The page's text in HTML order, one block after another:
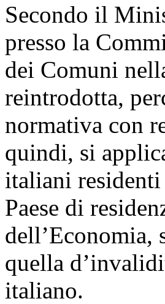
Secondo il
presso la
dei Comuni
reintrodotta,
normativa con
quindi, si
italiani
Paese di
dell’Economia,
quella
italiano.